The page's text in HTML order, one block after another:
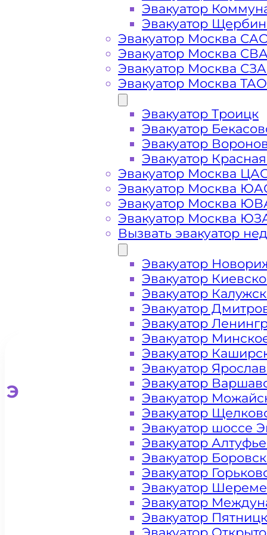
Стоимость
услуг
эвакуатора на
Внуковском
шоссе
Эвакуатор для легковых
Эвакуатор
Эвакуатор
Эвакуатор Москва
Эвакуатор Москва
Эвакуатор Москва
Эвакуатор Москва ТАО
Эвакуатор Троицк
Эвакуатор
Эвакуатор
Эвакуатор
Эвакуатор Москва
Эвакуатор Москва
Эвакуатор Москва
Эвакуатор Москва
Вызвать эвакуатор
Эвакуатор
Эвакуатор
Эвакуатор
Эвакуатор
Эвакуатор
Эвакуатор
Эвакуатор
Эвакуатор
Эвакуатор
Эвакуатор
Эвакуатор
Эвакуатор шоссе
Эвакуатор
Эвакуатор
Эвакуатор
Эвакуатор
Эвакуатор
Эвакуатор